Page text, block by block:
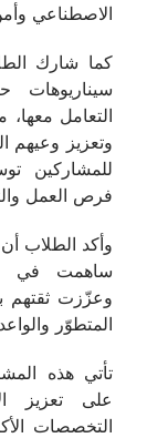
الاصطناعي
كما شارك
سيناريوهات
التعامل
وتعزيز وعيهم
للمشاركين
فرص العمل
وأكد الطلاب
ساهمت في
وعزّزت ثقتهم
المتطوّر
على تعزيز
التخصصات